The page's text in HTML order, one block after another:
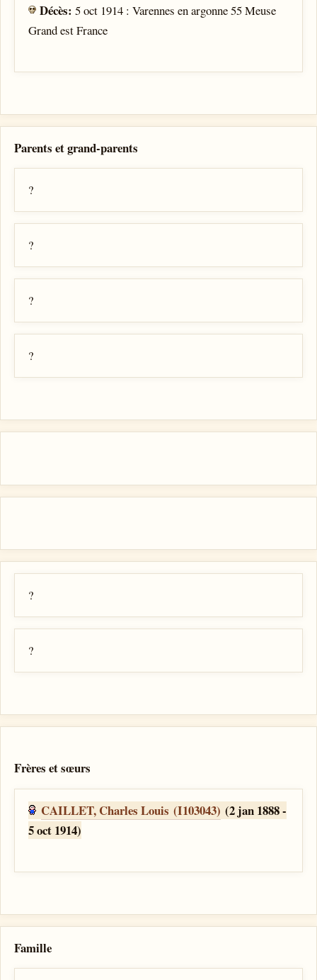
Décès:5 oct 1914 : Varennes en argonne 55 Meuse
Grand est France
Parents et grand-parents
?
?
?
?
?
?
Frères et sœurs
CAILLET, Charles Louis (I103043) (2 jan 1888 -
5 oct 1914)
Famille